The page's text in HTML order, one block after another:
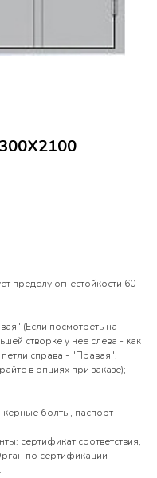
пределу огнестойкости 60
(Если посмотреть на
створке у нее слева - как
справа - "Правая".
в опциях при заказе);
болты, паспорт
сертификат соответствия,
по сертификации